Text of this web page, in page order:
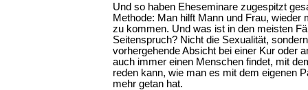
Und so haben Eheseminare zugespitzt
Methode: Man hilft Mann und Frau, wieder
zu kommen. Und was ist in den meisten
Seitenspruch? Nicht die Sexualität,
vorhergehende Absicht bei einer Kur oder
auch immer einen Menschen findet, mit
reden kann, wie man es mit dem eigenen
mehr getan hat.